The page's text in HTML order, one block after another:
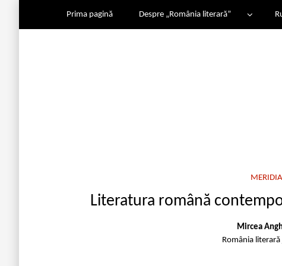
Prima pagină Despre „România literară”
Literatura română
Mircea
România literară